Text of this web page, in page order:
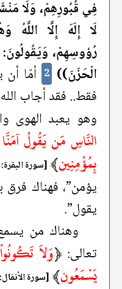
فِي قُبُورِهِمْ، وَلَا
لَا إِلَهَ إِلَّا
رُؤوسِهِمْ،
الْحَزَنَ)) 2 أمّا أن
فقط.. فقد أجاب
وهو يعبد الهوى
النَّاسِ مَن يَقُولُ آمَنَّا
بِمُؤْمِنِين﴾ [سورة البقرة: 8]
يؤمن”، فهناك
يقول”.
وهناك من
تعالى: ﴿وَلاَ
يَسْمَعُون﴾ [سورة الأنفال: 21]